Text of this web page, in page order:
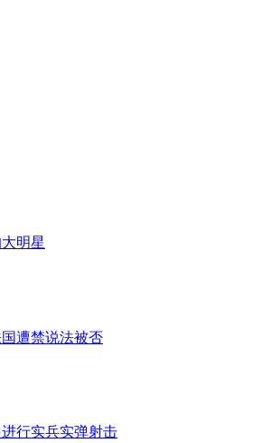
明星
遭禁说法被否
行实兵实弹射击